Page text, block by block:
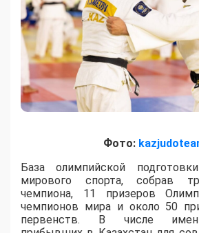
Фото:
База олимпийской
мирового спорта, собрав
чемпиона, 11 призеров
чемпионов мира и около 50
первенств. В числе